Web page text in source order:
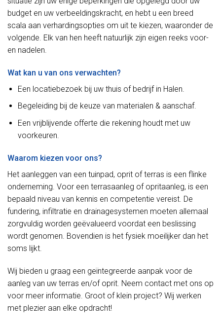
budget en uw verbeeldingskracht, en hebt u een breed
scala aan verhardingsopties om uit te kiezen, waaronder de
volgende. Elk van hen heeft natuurlijk zijn eigen reeks voor-
en nadelen.
Wat kan u van ons verwachten?
Een locatiebezoek bij uw thuis of bedrijf in Halen.
Begeleiding bij de keuze van materialen & aanschaf.
Een vrijblijvende offerte die rekening houdt met uw
voorkeuren.
Waarom kiezen voor ons?
Het aanleggen van een tuinpad, oprit of terras is een flinke
onderneming. Voor een terrasaanleg of opritaanleg, is een
bepaald niveau van kennis en competentie vereist. De
fundering, infiltratie en drainagesystemen moeten allemaal
zorgvuldig worden geëvalueerd voordat een beslissing
wordt genomen. Bovendien is het fysiek moeilijker dan het
soms lijkt.
Wij bieden u graag een geïntegreerde aanpak voor de
aanleg van uw terras en/of oprit. Neem contact met ons op
voor meer informatie. Groot of klein project? Wij werken
met plezier aan elke opdracht!